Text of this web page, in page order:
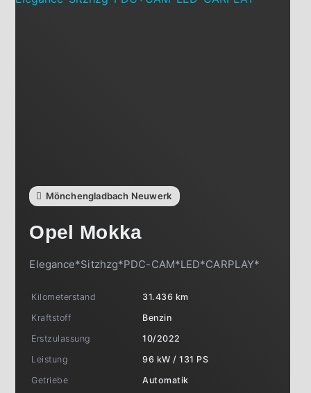
Mönchengladbach Neuwerk
Opel Mokka
Elegance*Sitzhzg*PDC-CAM*LED*CARPLAY*
Kilometerstand
31.436 km
Kraftstoff
Benzin
Erstzulassung
10/2022
Leistung
96 kW / 131 PS
Getriebe
Automatik